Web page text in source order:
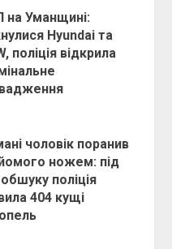
на Уманщині:
Hyundai та
поліція відкрила
чоловік поранив
ножем: під
поліція
404 кущі